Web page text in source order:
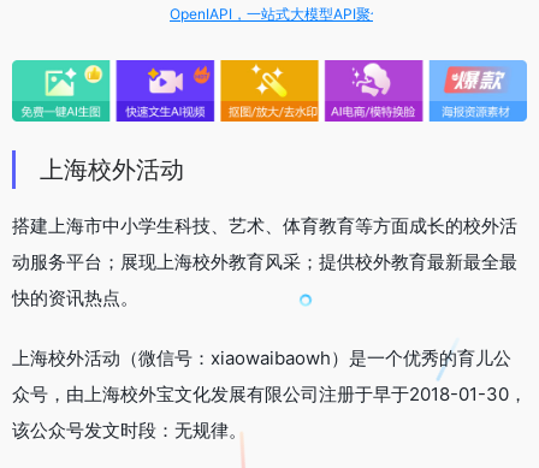
OpenIAPI，一站式大模型API聚合平台
上海校外活动
搭建上海市中小学生科技、艺术、体育教育等方面成长的校外活
动服务平台；展现上海校外教育风采；提供校外教育最新最全最
快的资讯热点。
上海校外活动（微信号：xiaowaibaowh）是一个优秀的育儿公
众号，由上海校外宝文化发展有限公司注册于早于2018-01-30，
该公众号发文时段：无规律。